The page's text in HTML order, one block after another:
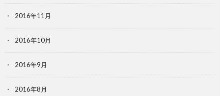
2016年11月
2016年10月
2016年9月
2016年8月